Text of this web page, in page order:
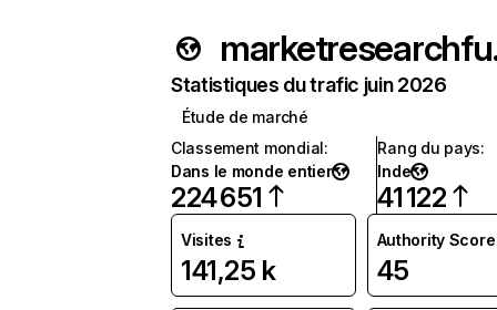
Statistiques du trafic juin 2026
Étude de marché
Classement mondial:
Dans le monde entier
224 651
Rang du pays:
Inde
41 122
Visites
141,25 k
Authority Score
45